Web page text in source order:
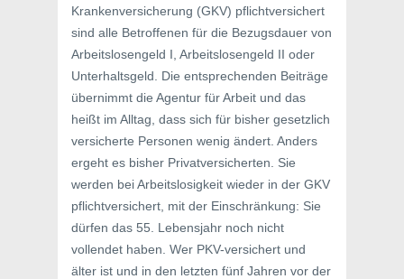
Krankenversicherung (GKV) pflichtversichert
sind alle Betroffenen für die Bezugsdauer von
Arbeitslosengeld I, Arbeitslosengeld II oder
Unterhaltsgeld. Die entsprechenden Beiträge
übernimmt die Agentur für Arbeit und das
heißt im Alltag, dass sich für bisher gesetzlich
versicherte Personen wenig ändert. Anders
ergeht es bisher Privatversicherten. Sie
werden bei Arbeitslosigkeit wieder in der GKV
pflichtversichert, mit der Einschränkung: Sie
dürfen das 55. Lebensjahr noch nicht
vollendet haben. Wer PKV-versichert und
älter ist und in den letzten fünf Jahren vor der